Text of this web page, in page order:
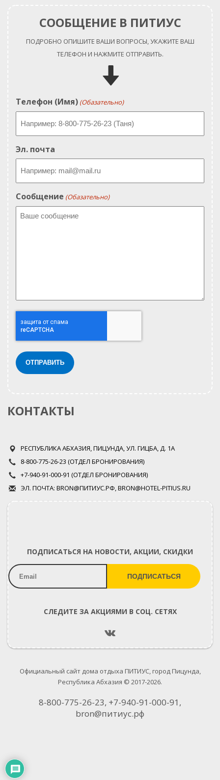
СООБЩЕНИЕ В ПИТИУС
ПОДРОБНО ОПИШИТЕ ВАШИ ВОПРОСЫ, УКАЖИТЕ ВАШ
ТЕЛЕФОН И НАЖМИТЕ ОТПРАВИТЬ.
Телефон (Имя) (Обазательно)
Эл. почта
Сообщение (Обазательно)
КОНТАКТЫ
РЕСПУБЛИКА АБХАЗИЯ, ПИЦУНДА, УЛ. ГИЦБА, Д. 1А
8-800-775-26-23 (ОТДЕЛ БРОНИРОВАНИЯ)
+7-940-91-000-91 (ОТДЕЛ БРОНИРОВАНИЯ)
ЭЛ. ПОЧТА: BRON@ПИТИУС.РФ, BRON@HOTEL-PITIUS.RU
ПОДПИСАТЬСЯ НА НОВОСТИ, АКЦИИ, СКИДКИ
СЛЕДИТЕ ЗА АКЦИЯМИ В СОЦ. СЕТЯХ
Официальный сайт дома отдыха ПИТИУС, город Пицунда,
Республика Абхазия © 2017-2026.
8-800-775-26-23, +7-940-91-000-91,
bron@питиус.рф